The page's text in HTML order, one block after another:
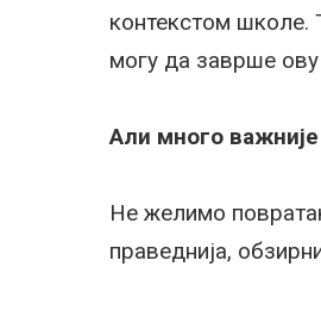
контекстом школе.
могу да заврше
Али много
Не желимо
праведнија,